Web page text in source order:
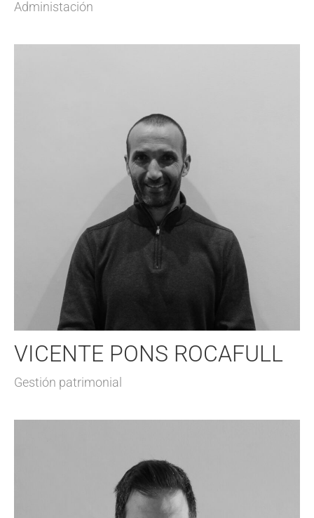
Administación
VICENTE PONS ROCAFULL
Gestión patrimonial